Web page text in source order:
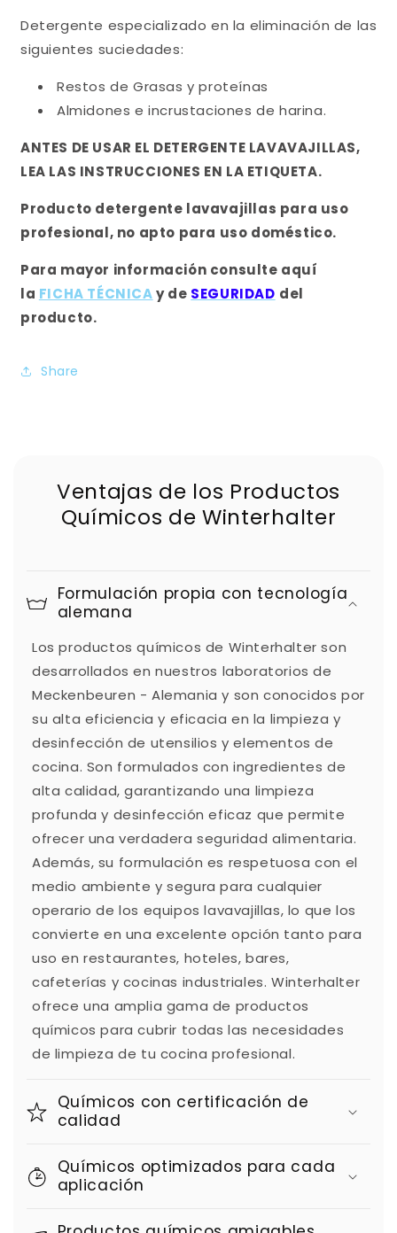
Detergente especializado en la eliminación de las
siguientes suciedades:
Restos de Grasas y proteínas
Almidones e incrustaciones de harina.
ANTES DE USAR EL DETERGENTE LAVAVAJILLAS,
LEA LAS INSTRUCCIONES EN LA ETIQUETA.
Producto detergente lavavajillas para uso
profesional, no apto para uso doméstico.
Para mayor información consulte aquí
la FICHA TÉCNICAy de SEGURIDAD del
producto.
Share
Ventajas de los Productos
Químicos de Winterhalter
Formulación propia con tecnología
alemana
Los productos químicos de Winterhalter son
desarrollados en nuestros laboratorios de
Meckenbeuren - Alemania y son conocidos por
su alta eficiencia y eficacia en la limpieza y
desinfección de utensilios y elementos de
cocina. Son formulados con ingredientes de
alta calidad, garantizando una limpieza
profunda y desinfección eficaz que permite
ofrecer una verdadera seguridad alimentaria.
Además, su formulación es respetuosa con el
medio ambiente y segura para cualquier
operario de los equipos lavavajillas, lo que los
convierte en una excelente opción tanto para
uso en restaurantes, hoteles, bares,
cafeterías y cocinas industriales. Winterhalter
ofrece una amplia gama de productos
químicos para cubrir todas las necesidades
de limpieza de tu cocina profesional.
Químicos con certificación de
calidad
Químicos optimizados para cada
aplicación